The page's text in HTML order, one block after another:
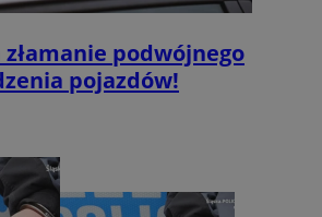
podwójnego
pojazdów!